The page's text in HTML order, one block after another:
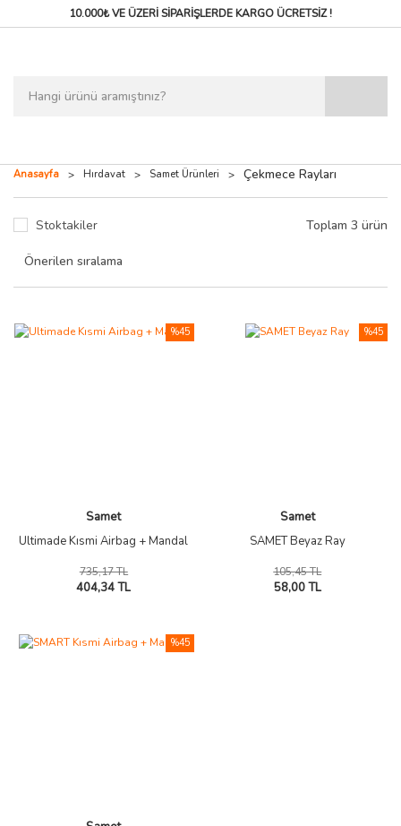
10.000₺ VE ÜZERİ SİPARİŞLERDEKARGO ÜCRETSİZ !
Anasayfa Hırdavat Samet Ürünleri Çekmece Rayları
Stoktakiler Toplam 3 ürün
Samet
Ultimade Kısmi Airbag + Mandal
735,17 TL
404,34 TL
%45
Samet
SAMET Beyaz Ray
105,45 TL
58,00 TL
%45
%45